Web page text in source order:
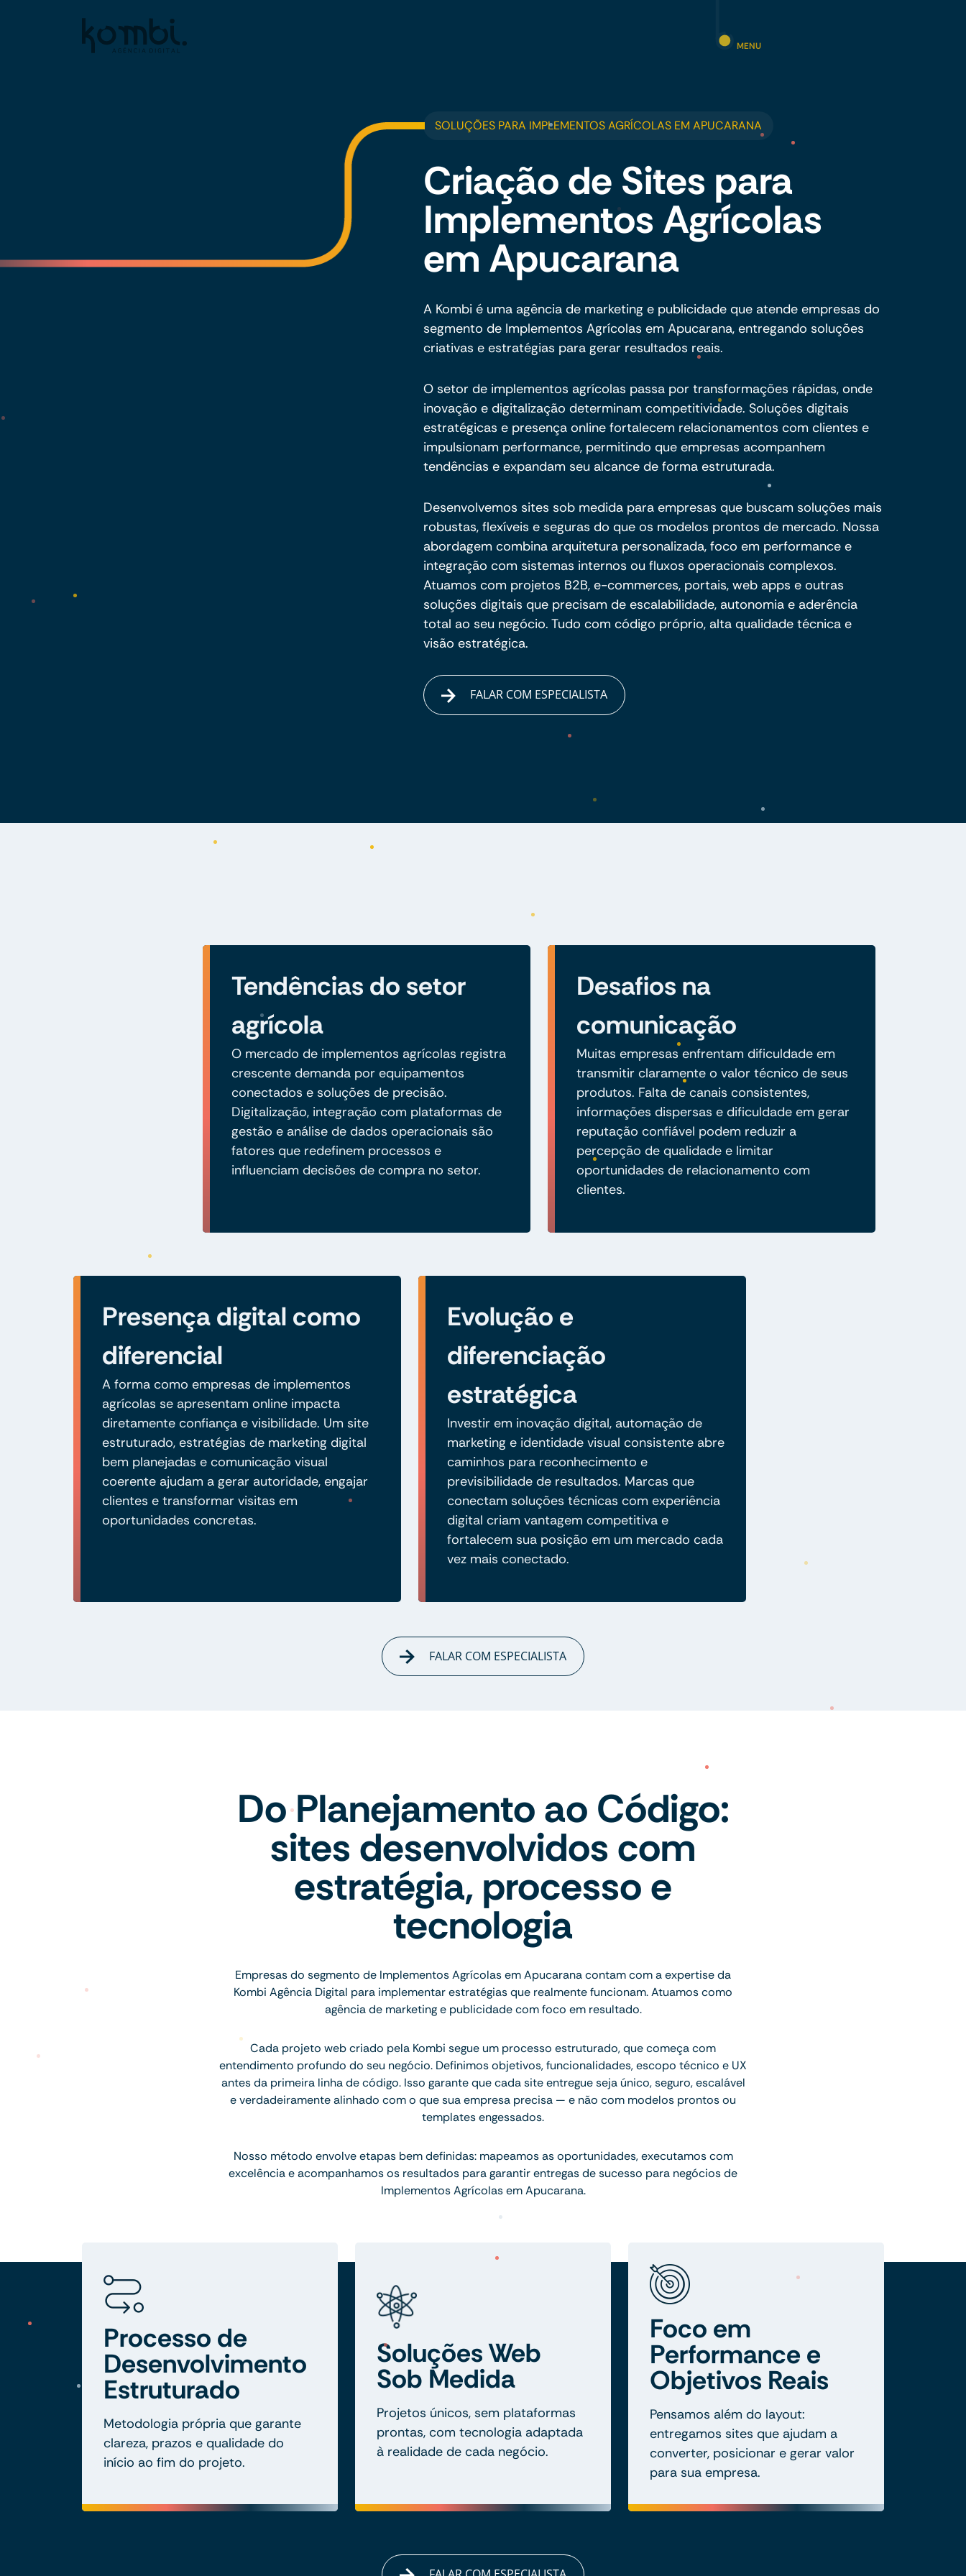
MENU
SOLUÇÕES PARA IMPLEMENTOS AGRÍCOLAS EM APUCARANA
Criação de Sites para
Implementos Agrícolas
em Apucarana
A Kombi é uma agência de marketing e publicidade que atende empresas do
segmento de Implementos Agrícolas em Apucarana, entregando soluções
criativas e estratégias para gerar resultados reais.
O setor de implementos agrícolas passa por transformações rápidas, onde
inovação e digitalização determinam competitividade. Soluções digitais
estratégicas e presença online fortalecem relacionamentos com clientes e
impulsionam performance, permitindo que empresas acompanhem
tendências e expandam seu alcance de forma estruturada.
Desenvolvemos sites sob medida para empresas que buscam soluções mais
robustas, flexíveis e seguras do que os modelos prontos de mercado. Nossa
abordagem combina arquitetura personalizada, foco em performance e
integração com sistemas internos ou fluxos operacionais complexos.
Atuamos com projetos B2B, e-commerces, portais, web apps e outras
soluções digitais que precisam de escalabilidade, autonomia e aderência
total ao seu negócio. Tudo com código próprio, alta qualidade técnica e
visão estratégica.
FALAR COM ESPECIALISTA
Tendências do setor
agrícola
O mercado de implementos agrícolas registra
crescente demanda por equipamentos
conectados e soluções de precisão.
Digitalização, integração com plataformas de
gestão e análise de dados operacionais são
fatores que redefinem processos e
influenciam decisões de compra no setor.
Desafios na
comunicação
Muitas empresas enfrentam dificuldade em
transmitir claramente o valor técnico de seus
produtos. Falta de canais consistentes,
informações dispersas e dificuldade em gerar
reputação confiável podem reduzir a
percepção de qualidade e limitar
oportunidades de relacionamento com
clientes.
Presença digital como
diferencial
A forma como empresas de implementos
agrícolas se apresentam online impacta
diretamente confiança e visibilidade. Um site
estruturado, estratégias de marketing digital
bem planejadas e comunicação visual
coerente ajudam a gerar autoridade, engajar
clientes e transformar visitas em
oportunidades concretas.
Evolução e
diferenciação
estratégica
Investir em inovação digital, automação de
marketing e identidade visual consistente abre
caminhos para reconhecimento e
previsibilidade de resultados. Marcas que
conectam soluções técnicas com experiência
digital criam vantagem competitiva e
fortalecem sua posição em um mercado cada
vez mais conectado.
FALAR COM ESPECIALISTA
Do Planejamento ao Código:
sites desenvolvidos com
estratégia, processo e
tecnologia
Empresas do segmento de Implementos Agrícolas em Apucarana contam com a expertise da
Kombi Agência Digital para implementar estratégias que realmente funcionam. Atuamos como
agência de marketing e publicidade com foco em resultado.
Cada projeto web criado pela Kombi segue um processo estruturado, que começa com
entendimento profundo do seu negócio. Definimos objetivos, funcionalidades, escopo técnico e UX
antes da primeira linha de código. Isso garante que cada site entregue seja único, seguro, escalável
e verdadeiramente alinhado com o que sua empresa precisa — e não com modelos prontos ou
templates engessados.
Nosso método envolve etapas bem definidas: mapeamos as oportunidades, executamos com
excelência e acompanhamos os resultados para garantir entregas de sucesso para negócios de
Implementos Agrícolas em Apucarana.
Processo de
Desenvolvimento
Estruturado
Metodologia própria que garante
clareza, prazos e qualidade do
início ao fim do projeto.
Soluções Web
Sob Medida
Projetos únicos, sem plataformas
prontas, com tecnologia adaptada
à realidade de cada negócio.
Foco em
Performance e
Objetivos Reais
Pensamos além do layout:
entregamos sites que ajudam a
converter, posicionar e gerar valor
para sua empresa.